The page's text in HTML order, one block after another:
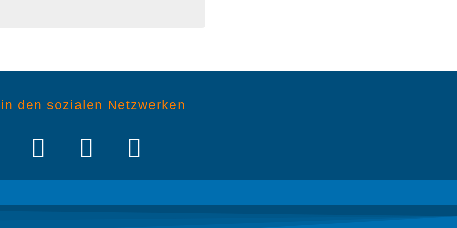
den sozialen Netzwerken